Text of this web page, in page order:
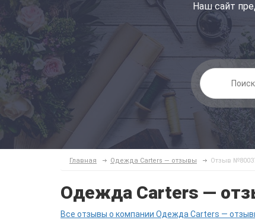
Наш сайт
Главная Одежда Carters — отзывы Отзыв
Одежда Carters —
Все отзывы о компании Одежда Carters —